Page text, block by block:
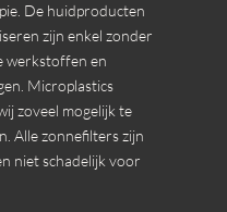
De huidproducten
zijn enkel zonder
werkstoffen en
Microplastics
zoveel mogelijk te
Alle zonnefilters zijn
niet schadelijk voor